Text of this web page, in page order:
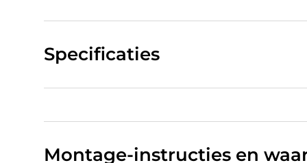
Specificaties
Montage-instructies en